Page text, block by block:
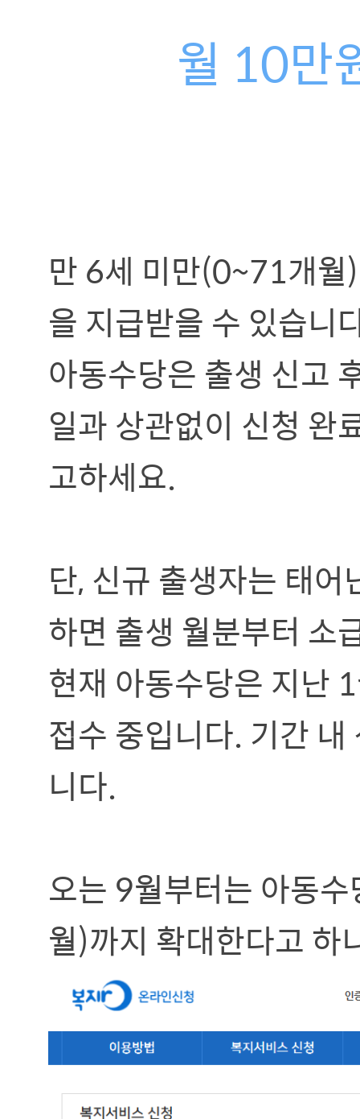
월 10만
만 6세 미만(0~71개월
을 지급받을 수 있습니
아동수당은 출생 신고
일과 상관없이 신청 완
고하세요.
단, 신규 출생자는 태
하면 출생 월분부터 소
현재 아동수당은 지난
접수 중입니다. 기간
니다.
오는 9월부터는 아동
월)까지 확대한다고 하